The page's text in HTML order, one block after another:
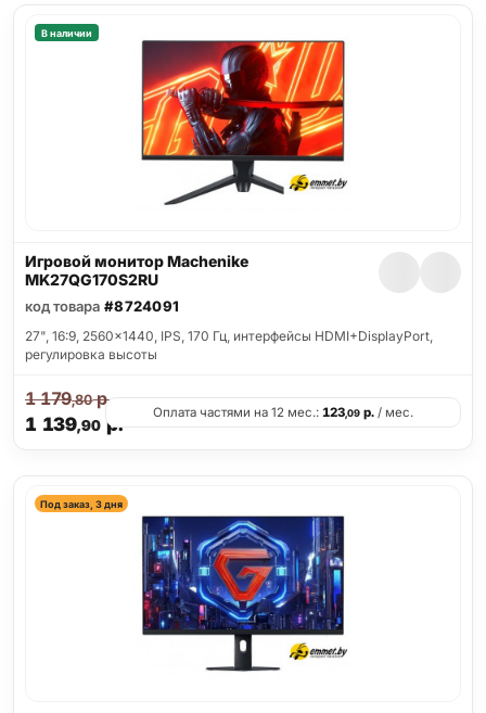
В наличии
Игровой монитор Machenike
MK27QG170S2RU
код товара #8724091
27", 16:9, 2560x1440, IPS, 170 Гц, интерфейсы HDMI+DisplayPort,
регулировка высоты
1 139,90 р.
1 179,80р.
Оплата частями на 12 мес.: 123,09р./ мес.
Под заказ, 3 дня